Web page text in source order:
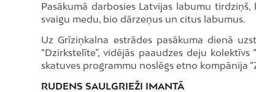
Pasākumā darbosies Latvijas labumu
svaigu medu, bio dārzeņus un citus labumus.
Uz Grīziņkalna estrādes pasākuma dienā
“Dzirkstelīte”, vidējās paaudzes deju
skatuves programmu noslēgs etno kompānija
RUDENS SAULGRIEŽI IMANTĀ